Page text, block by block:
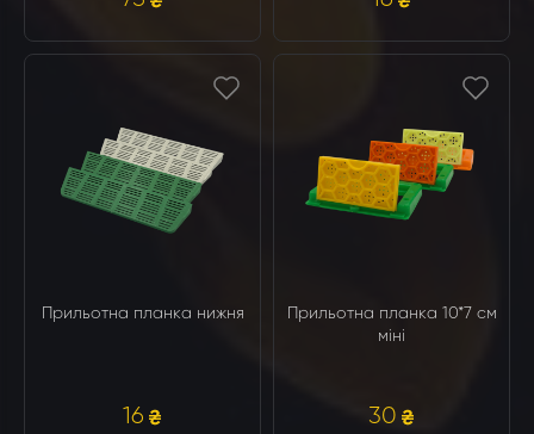
Прильотна планка нижня
16
Прильотна планка 10*7 см
міні
30